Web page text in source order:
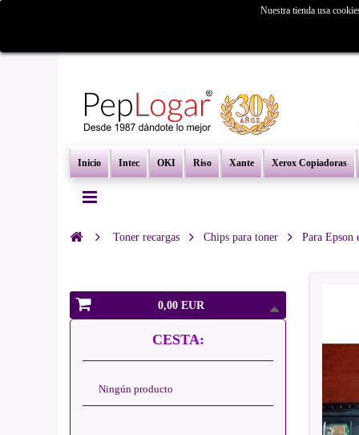
Inicio Intec OKI Riso Xante Xerox Copiadoras
Nuestra tienda usa
Toner recargas Chips para toner Para Epson
0,00 EUR
CESTA:
Ningún producto